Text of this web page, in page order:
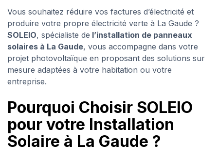
Vous souhaitez réduire vos factures d’électricité et
produire votre propre électricité verte à La Gaude ?
SOLEIO, spécialiste de l’installation de panneaux
solaires à La Gaude, vous accompagne dans votre
projet photovoltaïque en proposant des solutions sur
mesure adaptées à votre habitation ou votre
entreprise.
Pourquoi Choisir SOLEIO
pour votre Installation
Solaire à La Gaude ?